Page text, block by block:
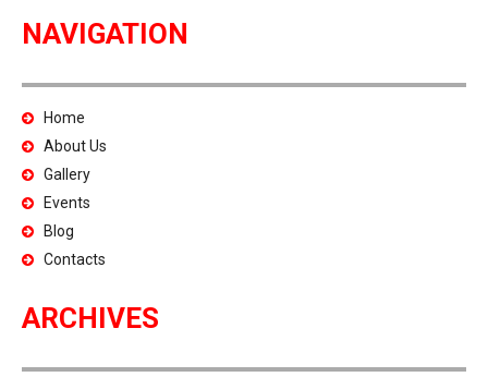
NAVIGATION
Home
About Us
Gallery
Events
Blog
Contacts
ARCHIVES